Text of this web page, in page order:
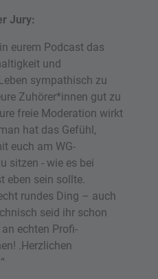
Jury:
eurem Podcast das
und
sympathisch zu
Zuhörer*innen gut zu
freie Moderation wirkt
hat das Gefühl,
euch am WG-
sitzen - wie es bei
eben sein sollte.
rundes Ding – auch
seid ihr schon
echten Profi-
.Herzlichen